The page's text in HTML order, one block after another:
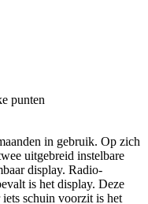
punten
in gebruik. Op zich
uitgebreid instelbare
display. Radio-
is het display. Deze
schuin voorzit is het